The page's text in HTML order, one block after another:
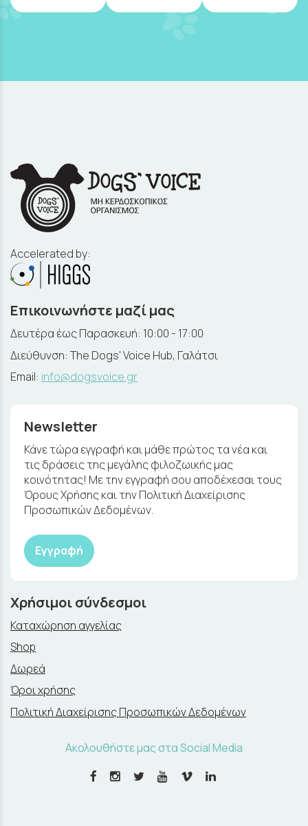
Accelerated by:
Επικοινωνήστε μαζί μας
Δευτέρα έως Παρασκευή: 10:00 - 17:00
Διεύθυνση: The Dogs' Voice Hub, Γαλάτσι
Email: info@dogsvoice.gr
Newsletter
Κάνε τώρα εγγραφή και μάθε πρώτος τα νέα και
τις δράσεις της μεγάλης φιλοζωικής μας
κοινότητας! Με την εγγραφή σου αποδέχεσαι τους
Όρους Χρήσης και την Πολιτική Διαχείρισης
Προσωπικών Δεδομένων.
Εγγραφή
Χρήσιμοι σύνδεσμοι
Καταχώρηση αγγελίας
Shop
Δωρεά
Όροι χρήσης
Πολιτική Διαχείρισης Προσωπικών Δεδομένων
Ακολουθήστε μας στα Social Media